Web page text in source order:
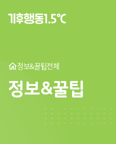
정보&꿀팁전체
정보&꿀팁